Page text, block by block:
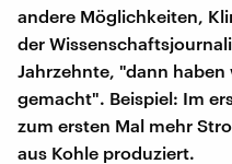
andere Möglichkeiten,
der
Jahrzehnte, "dann
gemacht". Beispiel: Im
zum ersten Mal mehr
aus Kohle produziert.